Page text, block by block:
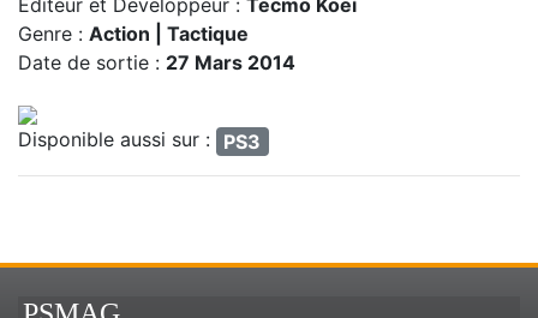
Genre : Action | Tactique
Date de sortie : 27 Mars 2014
Disponible aussi sur : PS3